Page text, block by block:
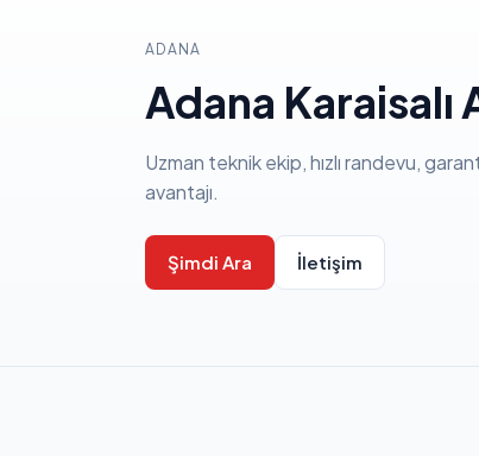
ADANA
Adana Karaisalı
Uzman teknik ekip, hızlı randevu,
avantajı.
Şimdi Ara İletişim